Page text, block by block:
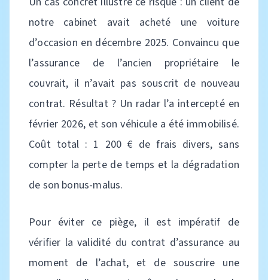
notre cabinet avait acheté une voiture
d’occasion en décembre 2025. Convaincu que
l’assurance de l’ancien propriétaire le
couvrait, il n’avait pas souscrit de nouveau
contrat. Résultat ? Un radar l’a intercepté en
février 2026, et son véhicule a été immobilisé.
Coût total : 1 200 € de frais divers, sans
compter la perte de temps et la dégradation
de son bonus-malus.
Pour éviter ce piège, il est impératif de
vérifier la validité du contrat d’assurance au
moment de l’achat, et de souscrire une